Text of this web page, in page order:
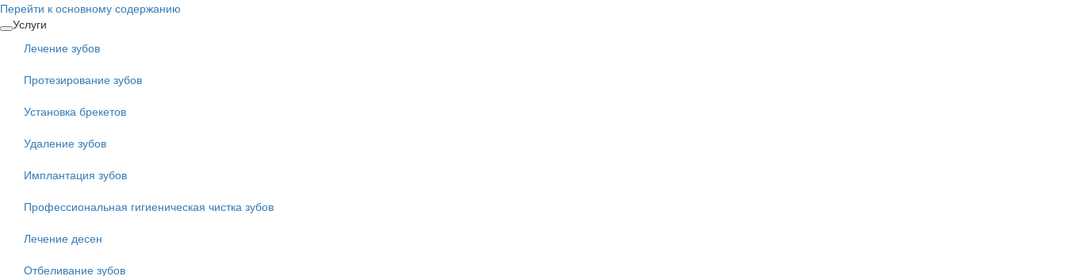
Перейти к основному содержанию
Услуги
Лечение зубов
Протезирование зубов
Установка брекетов
Удаление зубов
Имплантация зубов
Профессиональная гигиеническая чистка зубов
Лечение десен
Отбеливание зубов